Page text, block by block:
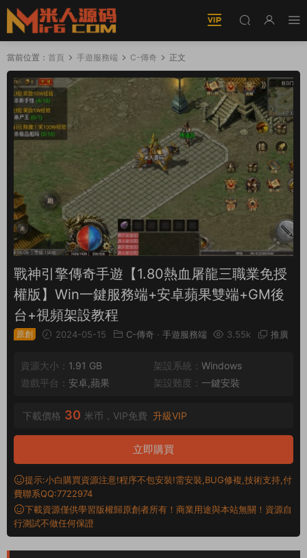
當前位置： 首頁 手遊服務端 C-傳奇 正文
戰神引擎傳奇手遊【1.80熱血屠龍三職業免授
權版】Win一鍵服務端+安卓蘋果雙端+GM後
台+視頻架設教程
原創 2024-05-15 C-傳奇 · 手遊服務端 3.55k 推廣
資源大小： 1.91 GB 架設系統： Windows
遊戲平台： 安卓,蘋果 架設難度： 一鍵安裝
下載價格 30 米币，VIP免費 升級VIP
立即購買
提示:小白購買資源注意!程序不包安裝!需安裝,BUG修複,技術支持,付
費聯系QQ:7722974
下載資源僅供學習版權歸原創者所有！商業用途與本站無關！資源自
行測試不做任何保證